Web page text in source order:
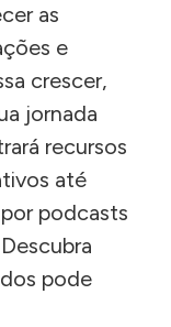
as
e
crescer,
jornada
recursos
até
podcasts
pode